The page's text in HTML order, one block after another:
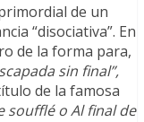
de un
“disociativa”. En
de la forma para,
sin final”,
de la famosa
soufflé oAl final de